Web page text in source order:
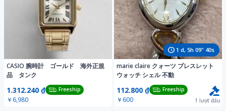
CASIO 腕時計 ゴールド 海外正規
品 タンク
1.312.240 ₫ Freeship
￥6,980
1 d, 5h 09" 37s
marie claire クォーツ ブレスレット
ウォッチ シェル 不動
112.800 ₫ Freeship
￥600 1 lượt đấu